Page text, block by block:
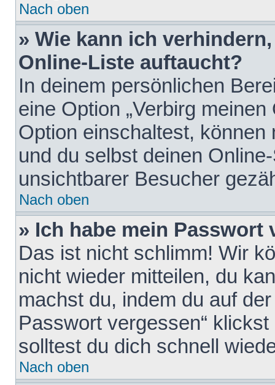
Nach oben
» Wie kann ich
Online-Liste auftaucht?
In deinem persönlichen
eine Option „Verbirg
Option einschaltest,
und du selbst deinen
unsichtbarer Besucher
Nach oben
» Ich habe mein Passwort
Das ist nicht schlimm! Wir
nicht wieder mitteilen, du
machst du, indem du auf
Passwort vergessen“
solltest du dich schnell
Nach oben